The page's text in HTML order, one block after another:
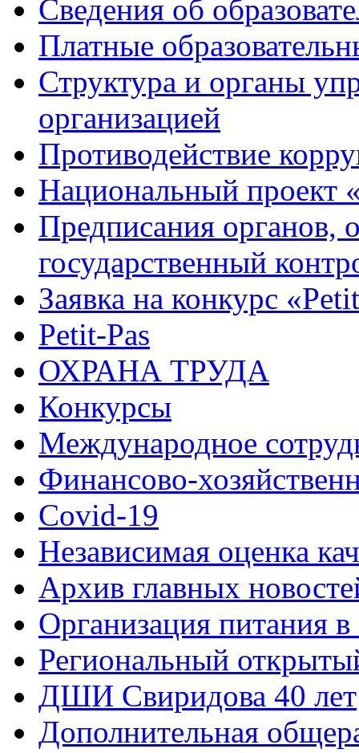
Сведения об
Платные
Структура и органы
организацией
Противодействие
Национальный проект
Предписания органов,
государственный
Заявка на конкурс
Petit-Pas
ОХРАНА ТРУДА
Конкурсы
Международное
Финансово-
Covid-19
Независимая оценка
Архив главных
Организация питания в
Региональный
ДШИ Свиридова 40 лет
Дополнительная